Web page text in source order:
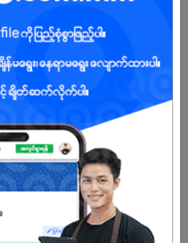
င်း
သည် လူငယ်စွန့်ဦးတီထွင်သူ သုံးဦးဖြင့်
and Technology (TMT) ကဏ္ဍတွင်
နေသည့် နှစ် 20 တိုင်သည့် အတွေ့အကြုံ
စည်းဖြစ်သည်။ Global Technology